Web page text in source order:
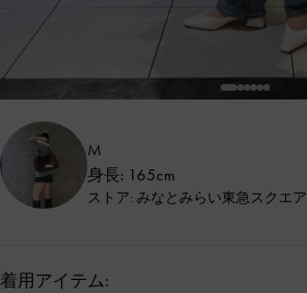
M
身長: 165cm
ストア: みなとみらい東急スクエア
着用アイテム: